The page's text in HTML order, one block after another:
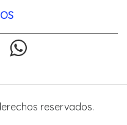
reservados.